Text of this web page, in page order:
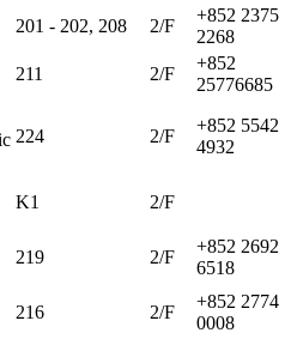
201 - 202, 208 2/F
+852 2375
2268
211 2/F
+852
25776685
224 2/F
+852 5542
4932
K1 2/F
219 2/F
+852 2692
6518
216 2/F
+852 2774
0008